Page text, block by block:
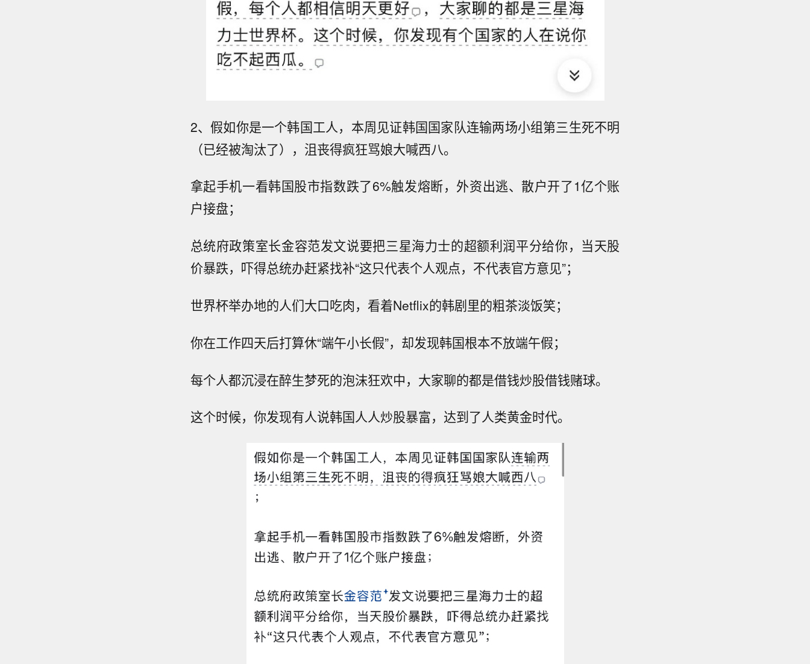
2、假如你是一个韩国工人，本周见证韩国国家队连输两场小组第三生死不明
（已经被淘汰了），沮丧得疯狂骂娘大喊西八。
拿起手机一看韩国股市指数跌了6%触发熔断，外资出逃、散户开了1亿个账
户接盘；
总统府政策室长金容范发文说要把三星海力士的超额利润平分给你，当天股
价暴跌，吓得总统办赶紧找补“这只代表个人观点，不代表官方意见”；
世界杯举办地的人们大口吃肉，看着Netflix的韩剧里的粗茶淡饭笑；
你在工作四天后打算休“端午小长假”，却发现韩国根本不放端午假；
每个人都沉浸在醉生梦死的泡沫狂欢中，大家聊的都是借钱炒股借钱赌球。
这个时候，你发现有人说韩国人人炒股暴富，达到了人类黄金时代。